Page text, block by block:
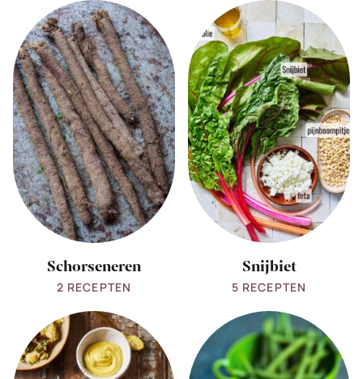
View
all
Schorseneren
Schorseneren
2 RECEPTEN
View
all
Snijbiet
Snijbiet
5 RECEPTEN
View
all
snijbonen
View
all
Sperziebonen